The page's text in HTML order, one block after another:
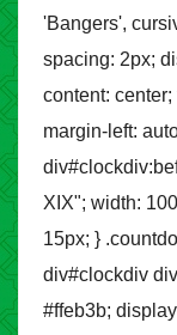
'Bangers',
spacing: 2px;
content:
margin-left:
XIX"; width:
15px; }
div#clockdiv
#ffeb3b;